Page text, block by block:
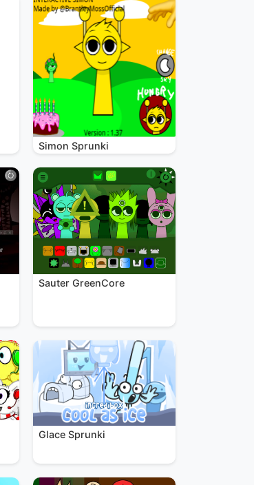
Simon Sprunki
Sauter GreenCore
Glace Sprunki